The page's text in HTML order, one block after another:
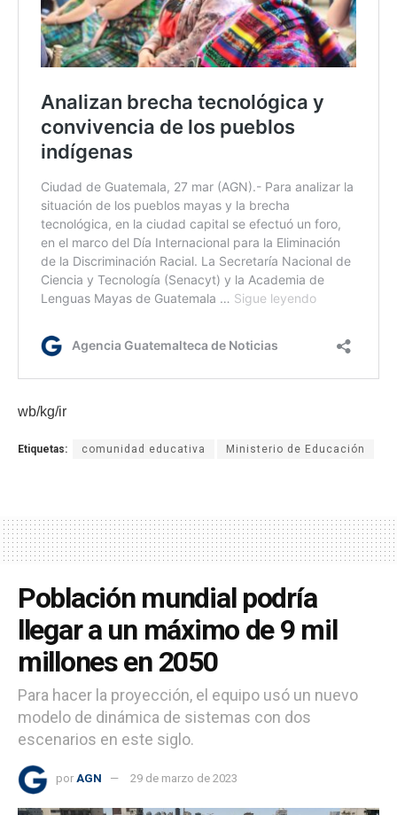
wb/kg/ir
Etiquetas: comunidad educativa Ministerio de Educación
Población mundial podría
llegar a un máximo de 9 mil
millones en 2050
Para hacer la proyección, el equipo usó un nuevo
modelo de dinámica de sistemas con dos
escenarios en este siglo.
por AGN 29 de marzo de 2023